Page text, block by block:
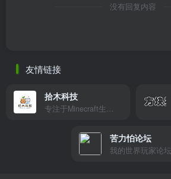
没有回复内容
友情链接
拾木科技
专注于Minecraft生态建设
苦力怕论坛
我的世界玩家论坛